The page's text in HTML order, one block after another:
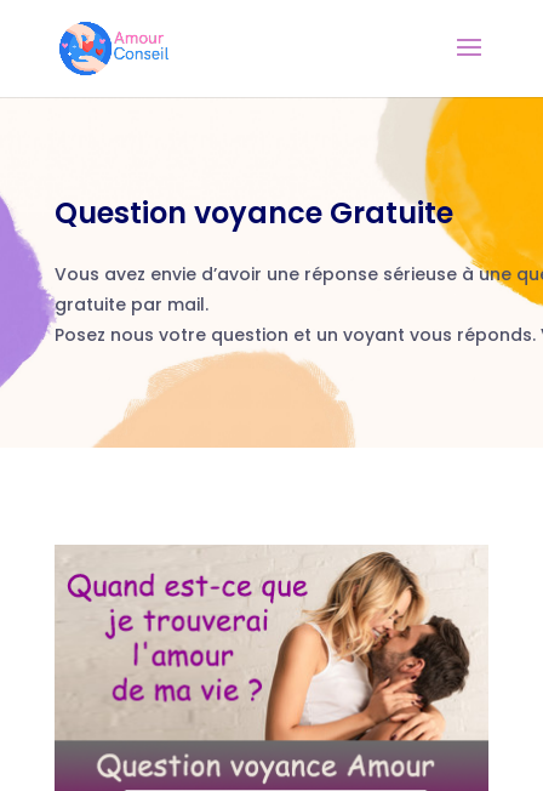
Question voyance Gratuite
Vous avez envie d’avoir une réponse sérieuse à une
gratuite par mail.
Posez nous votre question et un voyant vous